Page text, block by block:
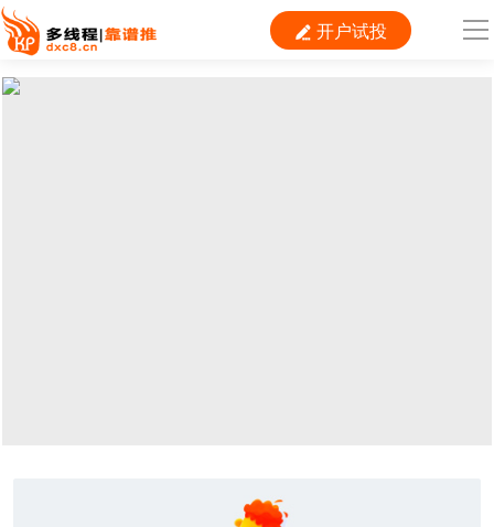
 开户试投
导
联系我们